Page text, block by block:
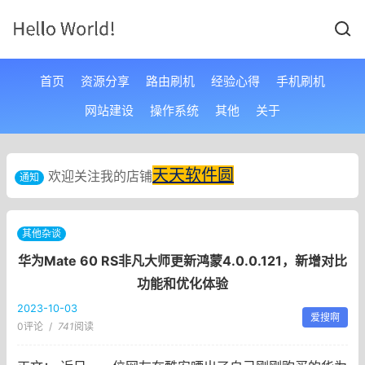
首页 资源分享 路由刷机 经验心得
手机刷机
网站建设
操作系统 其他 关于
通知 欢迎关注我的店铺天天软件圆
其他杂谈
华为Mate 60 RS非凡大师更新鸿蒙4.0.0.121，新增对比
功能和优化体验
2023-10-03
0评论 / 741阅读
爱搜啊